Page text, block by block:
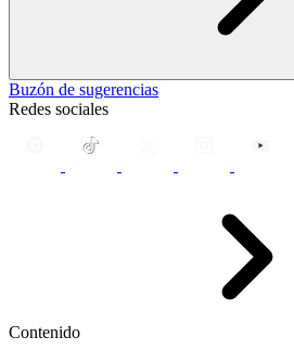
Buzón de sugerencias
Redes sociales
Contenido